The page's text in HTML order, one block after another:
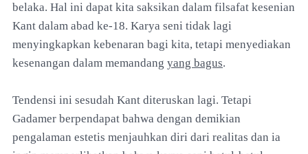
belaka. Hal ini dapat kita saksikan dalam filsafat kesenian
Kant dalam abad ke-18. Karya seni tidak lagi
menyingkapkan kebenaran bagi kita, tetapi menyediakan
kesenangan dalam memandang yang bagus.
Tendensi ini sesudah Kant diteruskan lagi. Tetapi
Gadamer berpendapat bahwa dengan demikian
pengalaman estetis menjauhkan diri dari realitas dan ia